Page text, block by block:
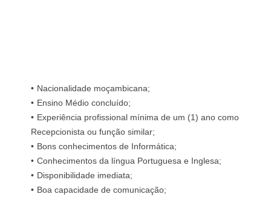
Nacionalidade moçambicana;
Ensino Médio concluído;
Experiência profissional mínima de um (1) ano como
Recepcionista ou função similar;
Bons conhecimentos de Informática;
Conhecimentos da língua Portuguesa e Inglesa;
Disponibilidade imediata;
Boa capacidade de comunicação;